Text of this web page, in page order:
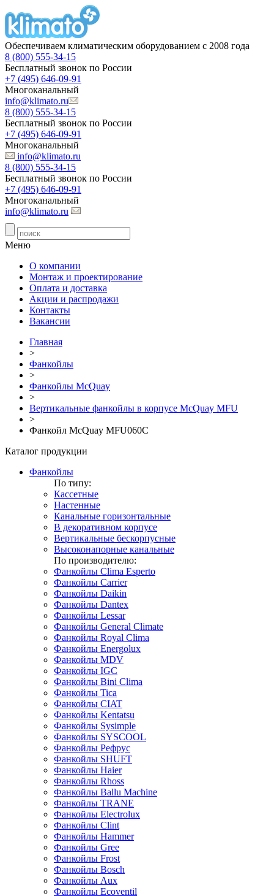
Обеспечиваем климатическим оборудованием с 2008 года
8 (800) 555-34-15
Бесплатный звонок по России
+7 (495) 646-09-91
Многоканальный
info@klimato.ru
8 (800) 555-34-15
Бесплатный звонок по России
+7 (495) 646-09-91
Многоканальный
info@klimato.ru
8 (800) 555-34-15
Бесплатный звонок по России
+7 (495) 646-09-91
Многоканальный
info@klimato.ru
Меню
О компании
Монтаж и проектирование
Оплата и доставка
Акции и распродажи
Контакты
Вакансии
Главная
>
Фанкойлы
>
Фанкойлы McQuay
>
Вертикальные фанкойлы в корпусе McQuay MFU
>
Фанкойл McQuay MFU060C
Каталог продукции
Фанкойлы
По типу:
Кассетные
Настенные
Канальные горизонтальные
В декоративном корпусе
Вертикальные бескорпусные
Высоконапорные канальные
По производителю:
Фанкойлы Clima Esperto
Фанкойлы Carrier
Фанкойлы Daikin
Фанкойлы Dantex
Фанкойлы Lessar
Фанкойлы General Climate
Фанкойлы Royal Clima
Фанкойлы Energolux
Фанкойлы MDV
Фанкойлы IGC
Фанкойлы Bini Clima
Фанкойлы Tica
Фанкойлы CIAT
Фанкойлы Kentatsu
Фанкойлы Sysimple
Фанкойлы SYSCOOL
Фанкойлы Рефрус
Фанкойлы SHUFT
Фанкойлы Haier
Фанкойлы Rhoss
Фанкойлы Ballu Machine
Фанкойлы TRANE
Фанкойлы Electrolux
Фанкойлы Clint
Фанкойлы Hammer
Фанкойлы Gree
Фанкойлы Frost
Фанкойлы Bosch
Фанкойлы Aux
Фанкойлы Ecoventil